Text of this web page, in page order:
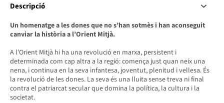
Descripció
Un homenatge a les dones que no s’han sotmès i han aconseguit
canviar la història a l’Orient Mitjà.
A l’Orient Mitjà hi ha una revolució en marxa, persistent i
determinada com cap altra a la regió: comença just quan neix una
nena, i continua en la seva infantesa, joventut, plenitud i vellesa. És
la revolució de les dones. La seva és una lluita sense treva ni final
contra el patriarcat secular que domina la política, la cultura i la
societat.